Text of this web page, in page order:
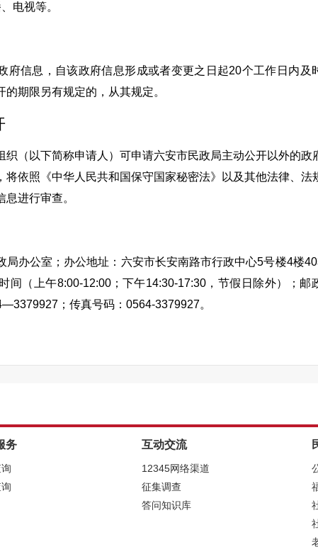
电视等。
府信息，自该政府信息形成或者变更之日起20个工作日内及
期限另有规定的，从其规定。
织（以下简称申请人）可申请六安市民政局主动公开以外的政
将依照《中华人民共和国保守国家秘密法》以及其他法律、法
进行审查。
局办公室；办公地址：六安市长安南路市行政中心5号楼4楼
间（上午8:00-12:00；下午14:30-17:30，节假日除外）；邮
；传真号码：0564-3379927。
公开申请应当真实载明下列内容：
府信息公开申请，应当同时上传或提供身份证明。
府信息公开申请表》（以下简称申请表），申请表可以在六安
务 互动交流
12345网络渠道
征集调查
答问知识库